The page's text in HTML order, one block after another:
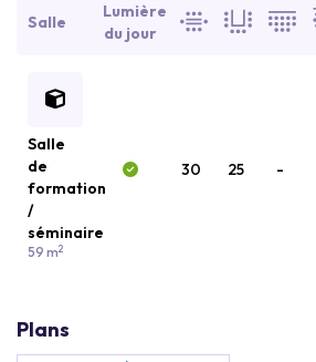
Salle
Lumière
du jour
Salle
de
formation
/
séminaire
59 m2
30 25 -
Plans